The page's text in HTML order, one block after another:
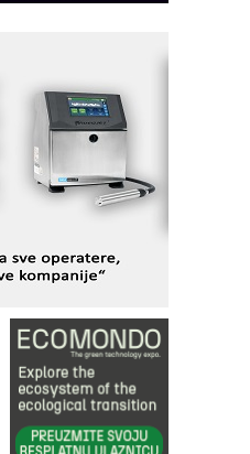
rešenja za
i logističke
preciznosti u
dozirnim
koje
japanska
fluida
– Napredna
u hidrauličkim i